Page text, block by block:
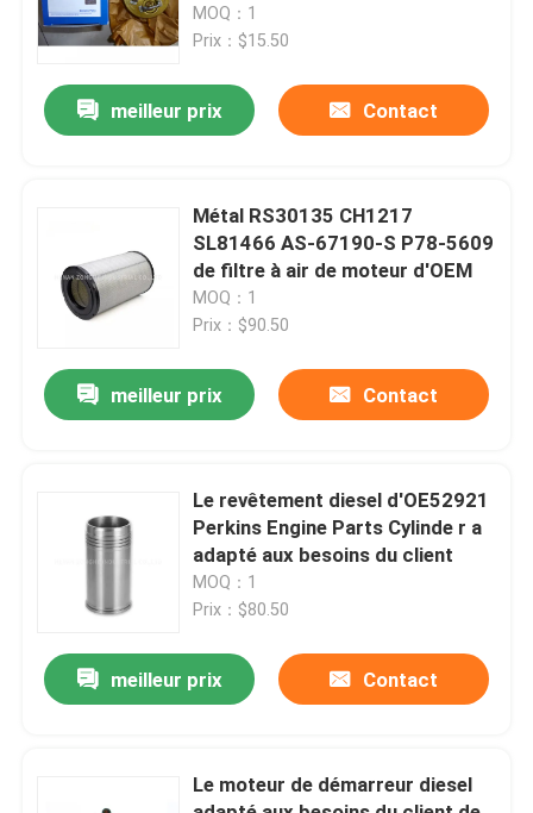
Maison
Vidéos
Visite d'usine
Contrôle de qualité
Nouvelles
Excavatrice Spare Part
MOQ：1
Prix：$15.50
meilleur prix Contact
Métal RS30135 CH1217
SL81466 AS-67190-S P78-5609
de filtre à air de moteur d'OEM
MOQ：1
Prix：$90.50
meilleur prix Contact
Le revêtement diesel d'OE52921
Perkins Engine Parts Cylinde r a
adapté aux besoins du client
MOQ：1
Prix：$80.50
meilleur prix Contact
Le moteur de démarreur diesel